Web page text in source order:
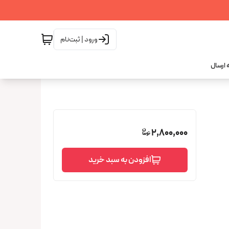
ورود | ثبت‌نام
ارسال
2,800,000
افزودن به سبد خرید